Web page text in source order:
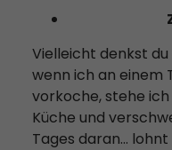
Vielleicht denkst
wenn ich an einem
vorkoche, stehe
Küche und
Tages daran…